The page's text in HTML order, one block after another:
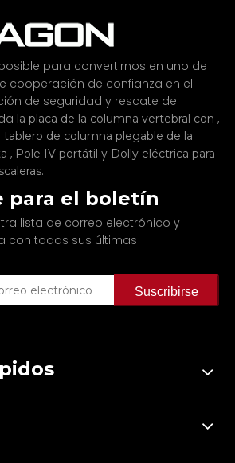
para convertirnos en uno de
cooperación de confianza en el
de seguridad y rescate de
la placa de la columna vertebral con ,
tablero de columna plegable de la
, Pole IV portátil y Dolly eléctrica para
.
para el boletín
lista de correo electrónico y
con todas sus últimas
Suscribirse